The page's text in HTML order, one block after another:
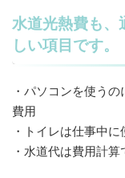
水道光熱費も、
しい項目です。
・パソコンを使う
費用
・トイレは仕事中
・水道代は費用計